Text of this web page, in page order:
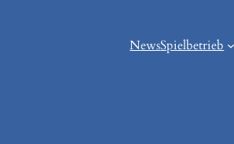
NewsSpielbetrieb